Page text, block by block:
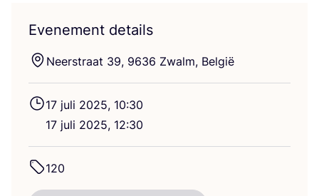
Evenement details
Neer­straat 39, 9636 Zwalm, België
17 juli 2025, 10:30
17 juli 2025, 12:30
120